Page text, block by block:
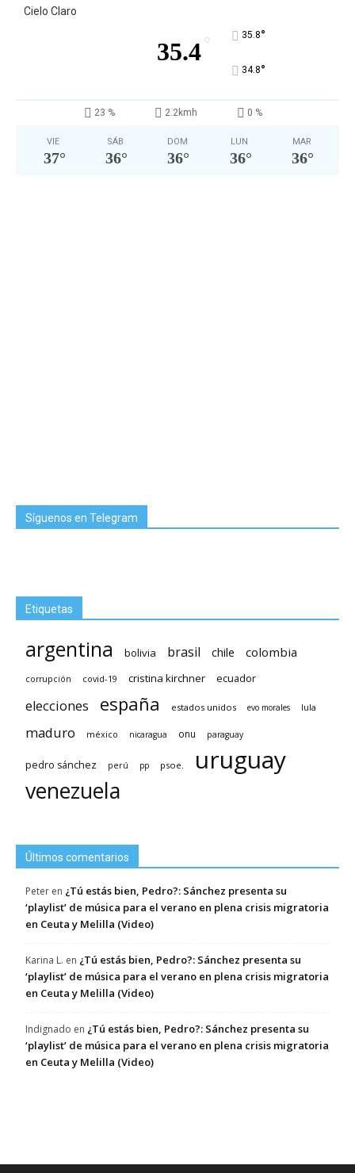
Cielo Claro
35.4° 35.8°
34.8°
23 % 2.2kmh 0 %
VIE
37°
SÁB
36°
DOM
36°
LUN
36°
MAR
36°
Síguenos en Telegram
Etiquetas
argentina bolivia brasil chile colombia
corrupción covid-19 cristina kirchner ecuador
elecciones españa estados unidos evo morales lula
maduro méxico nicaragua onu paraguay
pedro sánchez perú pp psoe. uruguay
venezuela
Últimos comentarios
Peter en ¿Tú estás bien, Pedro?: Sánchez presenta su
‘playlist’ de música para el verano en plena crisis migratoria
en Ceuta y Melilla (Video)
Karina L. en ¿Tú estás bien, Pedro?: Sánchez presenta su
‘playlist’ de música para el verano en plena crisis migratoria
en Ceuta y Melilla (Video)
Indignado en ¿Tú estás bien, Pedro?: Sánchez presenta su
‘playlist’ de música para el verano en plena crisis migratoria
en Ceuta y Melilla (Video)